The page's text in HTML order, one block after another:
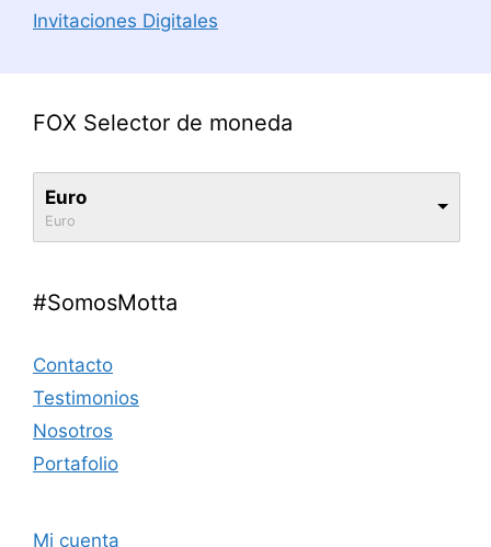
Invitaciones Digitales
FOX Selector de moneda
Euro
Euro
#SomosMotta
Contacto
Testimonios
Nosotros
Portafolio
Mi cuenta